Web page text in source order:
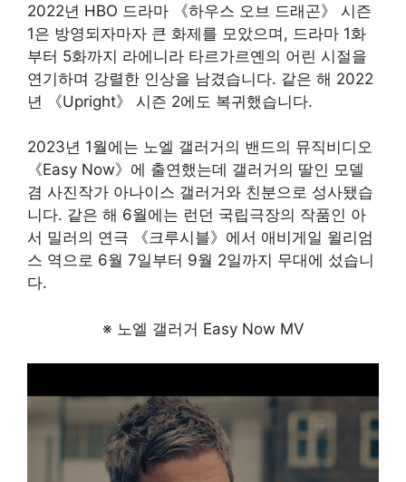
2022년 HBO 드라마 《하우스 오브 드래곤》 시즌
1은 방영되자마자 큰 화제를 모았으며, 드라마 1화
부터 5화까지 라에니라 타르가르옌의 어린 시절을
연기하며 강렬한 인상을 남겼습니다. 같은 해 2022
년 《Upright》 시즌 2에도 복귀했습니다.
2023년 1월에는 노엘 갤러거의 밴드의 뮤직비디오
《Easy Now》에 출연했는데 갤러거의 딸인 모델
겸 사진작가 아나이스 갤러거와 친분으로 성사됐습
니다. 같은 해 6월에는 런던 국립극장의 작품인 아
서 밀러의 연극 《크루시블》에서 애비게일 윌리엄
스 역으로 6월 7일부터 9월 2일까지 무대에 섰습니
다.
※ 노엘 갤러거 Easy Now MV